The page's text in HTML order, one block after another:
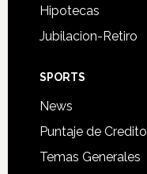
Hipotecas
Jubilacion-Retiro
SPORTS
News
Puntaje de Credito
Temas Generales